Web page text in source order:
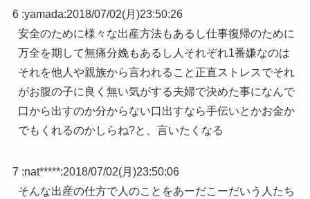
6 :yamada:2018/07/02(月)23:50:26
安全のために様々な出産方法もあるし仕事復帰のために
万全を期して無痛分娩もあるし人それぞれ1番嫌なのは
それを他人や親族から言われること正直ストレスでそれ
がお腹の子に良く無い気がする夫婦で決めた事になんで
口から出すのか分からない口出すなら手伝いとかお金か
でもくれるのかしらね?と、言いたくなる
7 :nat*****:2018/07/02(月)23:50:06
そんな出産の仕方で人のことをあーだこーだいう人たち